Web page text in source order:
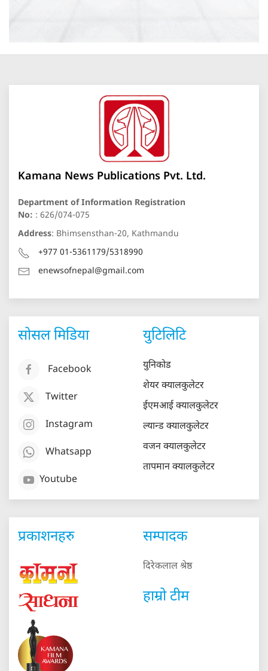
Kamana News Publications Pvt. Ltd.
Department of Information Registration
No: : 626/074-075
Address: Bhimsensthan-20, Kathmandu
+977 01-5361179/5318990
enewsofnepal@gmail.com
सोसल मिडिया
Facebook
Twitter
Instagram
Whatsapp
Youtube
युटिलिटि
युनिकोड
शेयर क्यालकुलेटर
ईएमआई क्यालकुलेटर
ल्यान्ड क्यालकुलेटर
वजन क्यालकुलेटर
तापमान क्यालकुलेटर
प्रकाशनहरु सम्पादक
दिरेकलाल श्रेष्ठ
हाम्रो टीम